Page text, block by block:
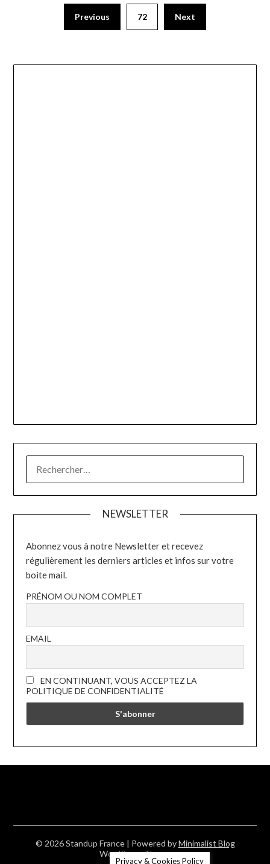
Previous 72 Next
NEWSLETTER
Abonnez vous à notre Newsletter et recevez
régulièrement les derniers articles et infos sur votre
boite mail.
PRÉNOM OU NOM COMPLET
EMAIL
EN CONTINUANT, VOUS ACCEPTEZ LA
POLITIQUE DE CONFIDENTIALITÉ
© 2026 Standup France | Powered byMinimalist Blog
WordPress Theme
Privacy & Cookies Policy